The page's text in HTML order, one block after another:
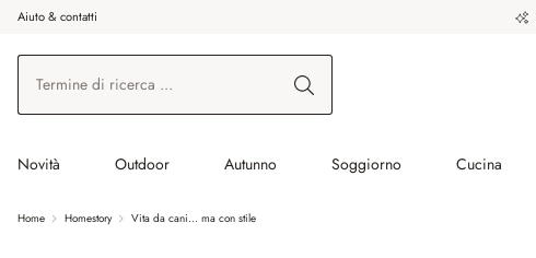
al contenuto principale
Vai alla ricerca
Vai alla navigazione principale
Aiuto & contatti
Novità Outdoor Autunno Soggiorno Cucina
Home Homestory Vita da cani… ma con stile